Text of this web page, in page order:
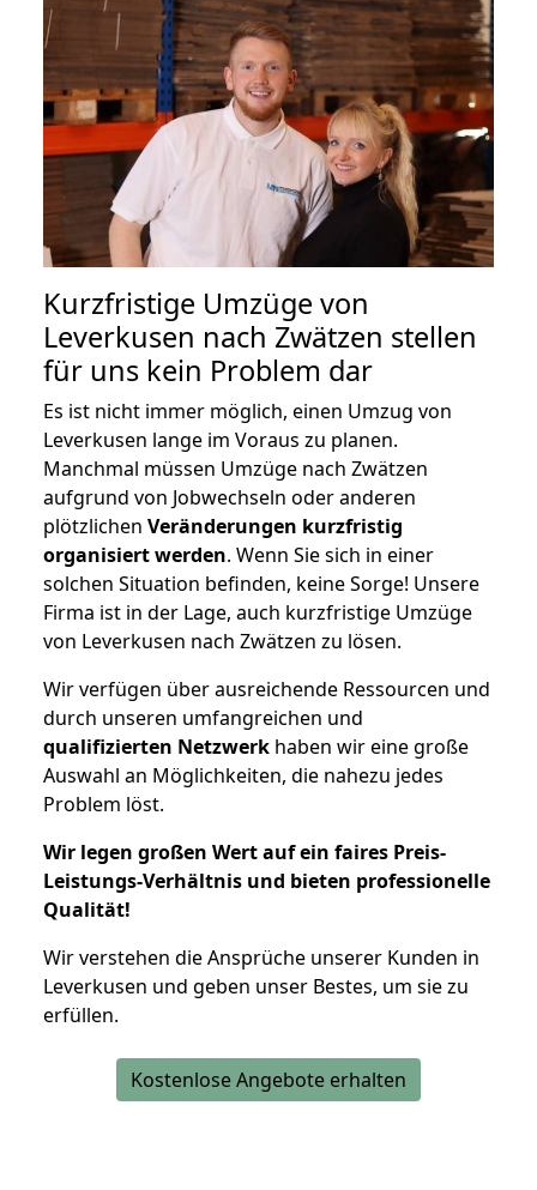
Kurzfristige Umzüge von
Leverkusen nach Zwätzen stellen
für uns kein Problem dar
Es ist nicht immer möglich, einen Umzug von
Leverkusen lange im Voraus zu planen.
Manchmal müssen Umzüge nach Zwätzen
aufgrund von Jobwechseln oder anderen
plötzlichen Veränderungen kurzfristig
organisiert werden. Wenn Sie sich in einer
solchen Situation befinden, keine Sorge! Unsere
Firma ist in der Lage, auch kurzfristige Umzüge
von Leverkusen nach Zwätzen zu lösen.
Wir verfügen über ausreichende Ressourcen und
durch unseren umfangreichen und
qualifizierten Netzwerk haben wir eine große
Auswahl an Möglichkeiten, die nahezu jedes
Problem löst.
Wir legen großen Wert auf ein faires Preis-
Leistungs-Verhältnis und bieten professionelle
Qualität!
Wir verstehen die Ansprüche unserer Kunden in
Leverkusen und geben unser Bestes, um sie zu
erfüllen.
Kostenlose Angebote erhalten